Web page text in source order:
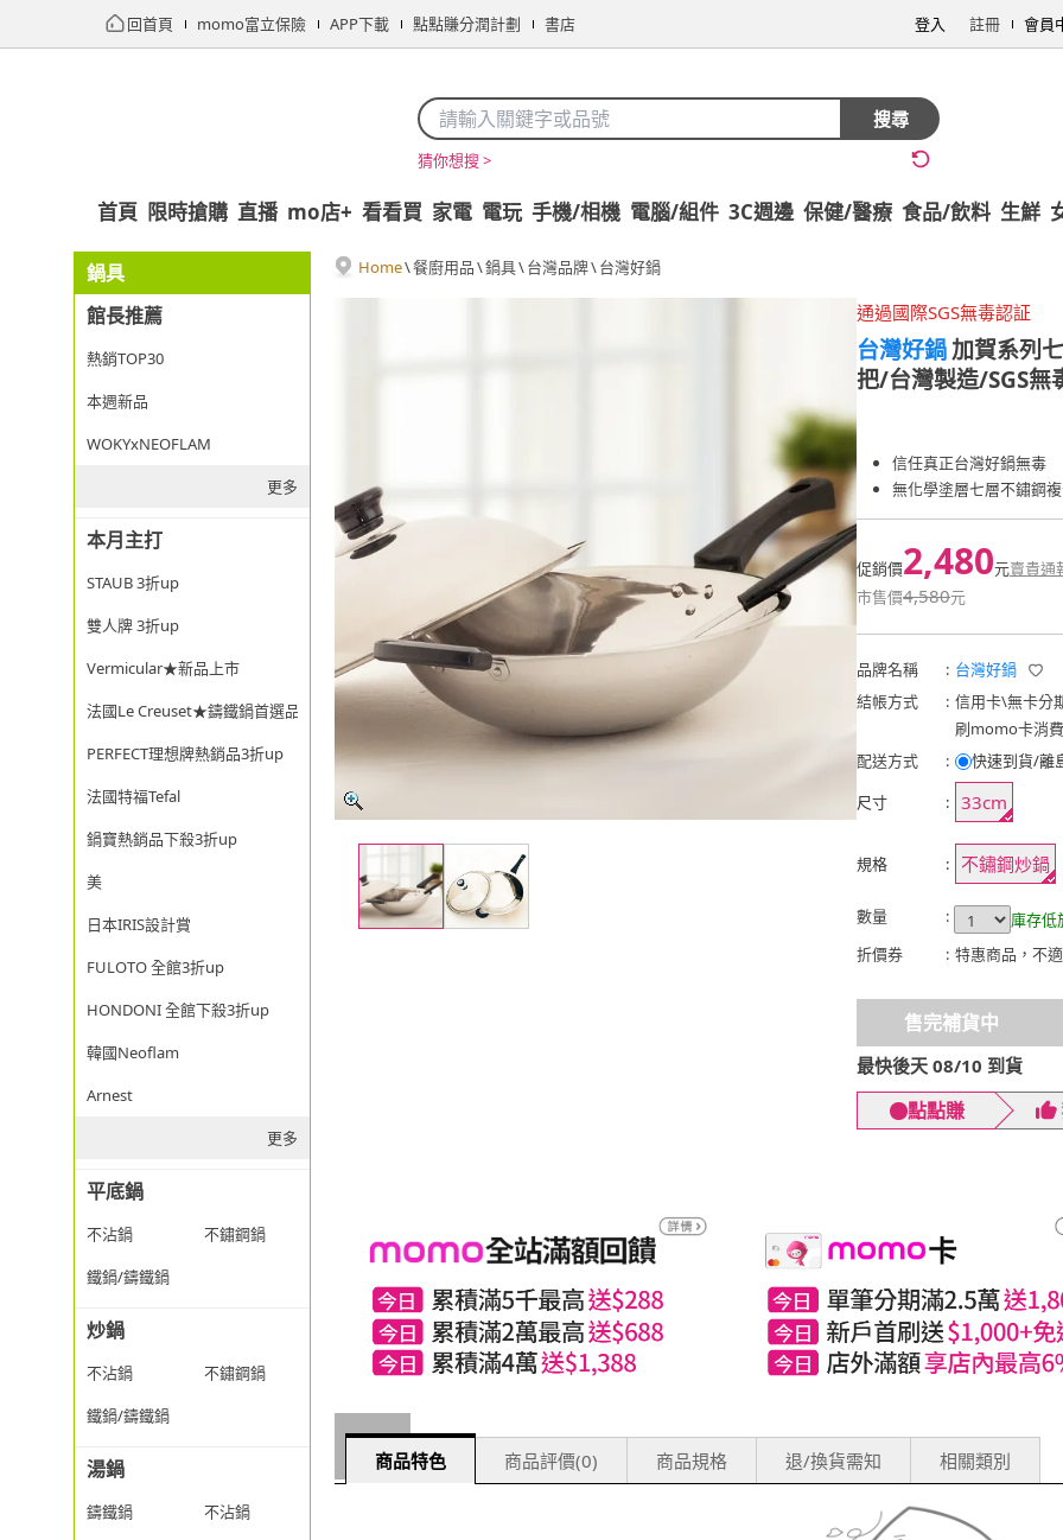
回首頁 momo富立保險 APP下載 點點賺分潤計劃 書店 登入 註冊 會員
搜尋
猜你想搜 >
首頁 限時搶購 直播 mo店+ 看看買 家電 電玩 手機/相機 電腦/組件 3C週邊 保健/醫療 食品/飲料 生鮮
鍋具
館長推薦
熱銷TOP30
本週新品
WOKYxNEOFLAM
更多
本月主打
STAUB 3折up
雙人牌 3折up
Vermicular★新品上市
法國Le Creuset★鑄鐵鍋首選品牌
PERFECT理想牌熱銷品3折up
法國特福Tefal
鍋寶熱銷品下殺3折up
美
日本IRIS設計賞
FULOTO 全館3折up
HONDONI 全館下殺3折up
韓國Neoflam
Arnest
更多
平底鍋
不沾鍋
不鏽鋼鍋
鐵鍋/鑄鐵鍋
炒鍋
不沾鍋
不鏽鋼鍋
鐵鍋/鑄鐵鍋
湯鍋
鑄鐵鍋
不沾鍋
Home\餐廚用品\鍋具\台灣品牌\台灣好鍋
通過國際SGS無毒認証
台灣好鍋加賀系列
把/台灣製造/SGS
信任真正台灣好鍋無毒
無化學塗層七層不鏽鋼
促銷價2,480元賣貴通
市售價4,580元
品牌名稱 : 台灣好鍋
結帳方式
: 信用卡\無卡分
刷momo卡消
配送方式
:
快速到貨/離
尺寸
: 33cm
規格 : 不鏽鋼炒鍋
數量 :
庫存低
折價券
: 特惠商品，不
售完補貨中
最快後天 08/10 到貨
點點賺
商品特色 商品評價(0) 商品規格 退/換貨需知 相關類別